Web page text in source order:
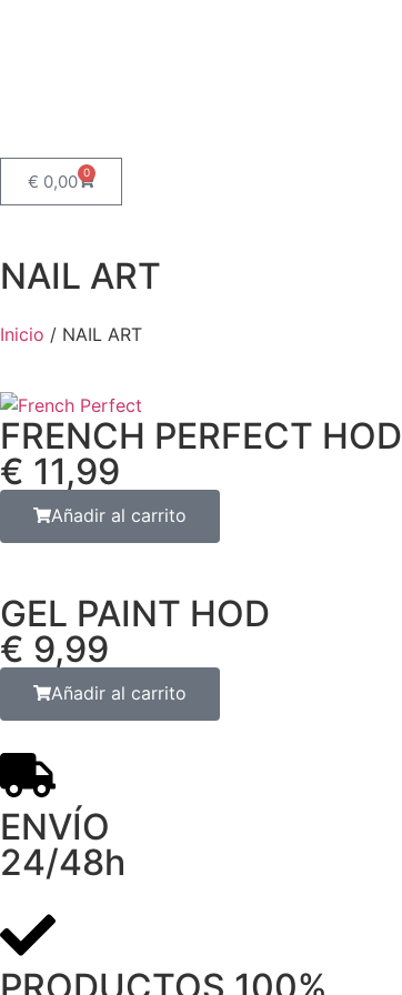
€ 0,00 0
NAIL ART
Inicio / NAIL ART
FRENCH PERFECT HOD
€ 11,99
Añadir al carrito
GEL PAINT HOD
€ 9,99
Añadir al carrito
ENVÍO
24/48h